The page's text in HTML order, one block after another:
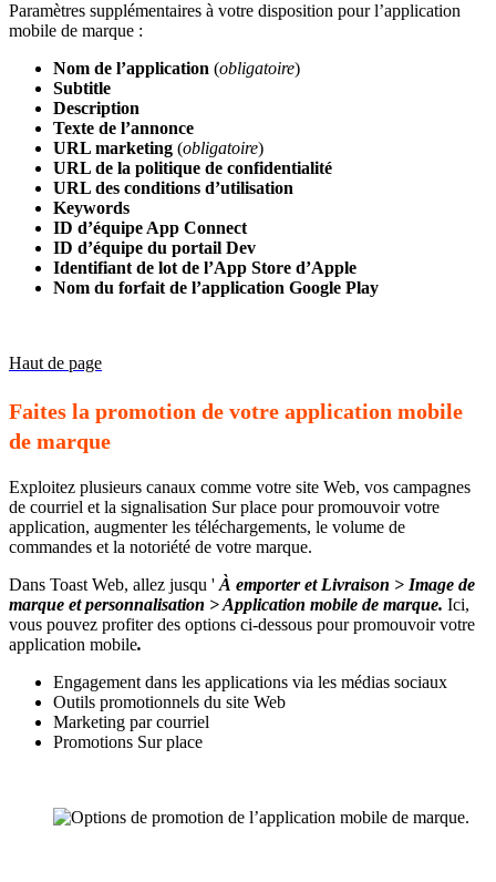
Paramètres supplémentaires à votre disposition pour l’application
mobile de marque :
Nom de l’application (obligatoire)
Subtitle
Description
Texte de l’annonce
URL marketing (obligatoire)
URL de la politique de confidentialité
URL des conditions d’utilisation
Keywords
ID d’équipe App Connect
ID d’équipe du portail Dev
Identifiant de lot de l’App Store d’Apple
Nom du forfait de l’application Google Play
Haut de page
Faites la promotion de votre application mobile
de marque
Exploitez plusieurs canaux comme votre site Web, vos campagnes
de courriel et la signalisation Sur place pour promouvoir votre
application, augmenter les téléchargements, le volume de
commandes et la notoriété de votre marque.
Dans Toast Web, allez jusqu ' À emporter et Livraison > Image de
marque et personnalisation > Application mobile de marque. Ici,
vous pouvez profiter des options ci-dessous pour promouvoir votre
application mobile.
Engagement dans les applications via les médias sociaux
Outils promotionnels du site Web
Marketing par courriel
Promotions Sur place